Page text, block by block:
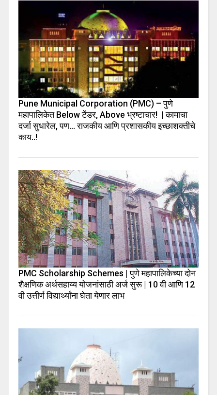
Pune Municipal Corporation (PMC) – पुणे
महापालिकेत Below टेंडर, Above भ्रष्टाचार! | कामाचा
दर्जा सुधारेल, पण… राजकीय आणि प्रशासकीय इच्छाशक्तीचे
काय..!
PMC Scholarship Schemes | पुणे महापालिकेच्या दोन
शैक्षणिक अर्थसहाय्य योजनांसाठी अर्ज सुरू | 10 वी आणि 12
वी उत्तीर्ण विद्यार्थ्यांना घेता येणार लाभ